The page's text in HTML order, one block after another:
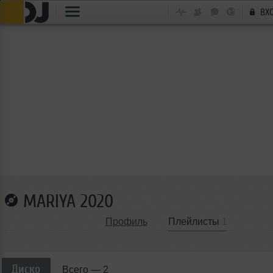
MARIYA 2020
Профиль Плейлисты
Диско Всего — 2